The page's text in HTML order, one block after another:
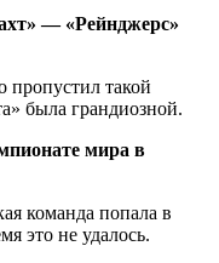
— «Рейнджерс»
пропустил такой
была грандиозной.
мира в
команда попала в
это не удалось.